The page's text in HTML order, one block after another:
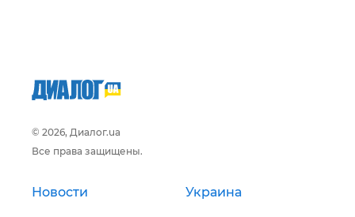
© 2026, Диалог.ua
Все права защищены.
Новости Украина